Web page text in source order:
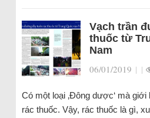
Vạch trần
thuốc từ
Nam
06/01/2019 | |
Có một loại ‚Đông dược‘ mà giới
rác thuốc. Vậy, rác thuốc là gì,